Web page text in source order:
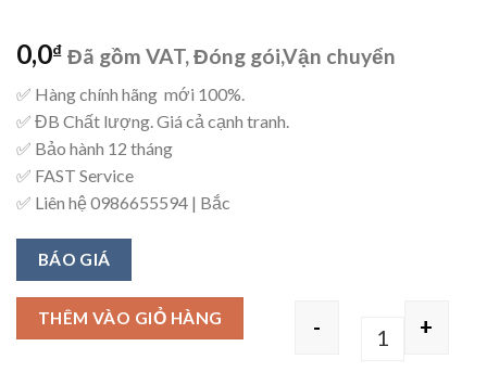
0,0₫ Đã gồm VAT, Đóng gói,Vận chuyển
✅ Hàng chính hãng mới 100%.
✅ ĐB Chất lượng. Giá cả cạnh tranh.
✅ Bảo hành 12 tháng
✅ FAST Service
✅ Liên hệ 0986655594 | Bắc
BÁO GIÁ
Quantity
- +
THÊM VÀO GIỎ HÀNG